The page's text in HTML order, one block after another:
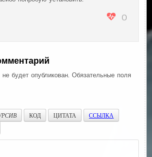
0
будет опубликован. Обязательные поля
КОД ЦИТАТА
ССЫЛКА